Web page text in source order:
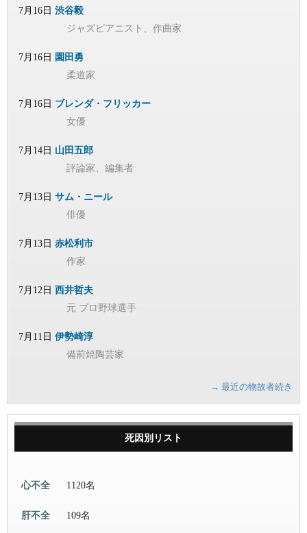
7月16日 渋谷毅
ジャズピアニスト、作曲家
7月16日 園田勇
柔道家
7月16日 ブレンダ・フリッカー
女優
7月14日 山田五郎
評論家、編集者
7月13日 サム・ニール
俳優
7月13日 赤松利市
作家
7月12日 西井哲夫
元 プロ野球選手
7月11日 伊勢崎淳
備前焼陶芸家
→ 最近の物故者続き
死因別リスト
心不全 1120名
肝不全 109名